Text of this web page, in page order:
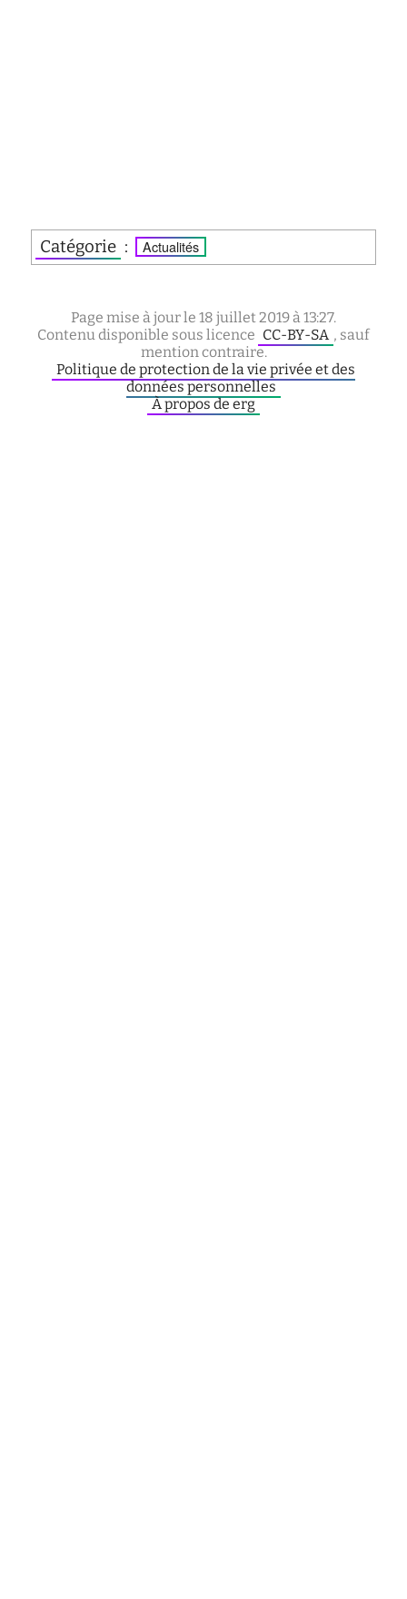
Catégorie : Actualités
Page mise à jour le 18 juillet 2019 à 13:27.
Contenu disponible sous licence CC-BY-SA , sauf
mention contraire.
Politique de protection de la vie privée et des
données personnelles
À propos de erg